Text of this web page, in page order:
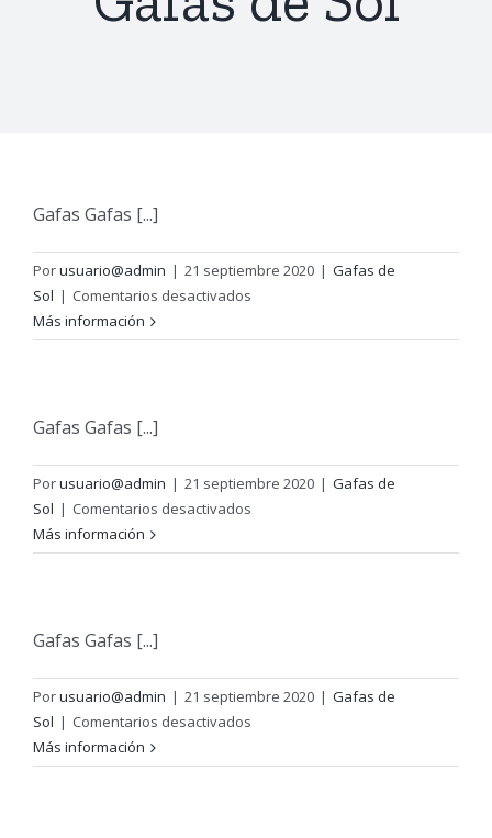
Gafas Gafas [...]
Porusuario@admin | 21 septiembre 2020 | Gafas de
Sol | Comentarios desactivados
practicar
Más información
Gafas Gafas [...]
Porusuario@admin | 21 septiembre 2020 | Gafas de
Sol | Comentarios desactivados
Más información
Gafas Gafas [...]
Porusuario@admin | 21 septiembre 2020 | Gafas de
Sol | Comentarios desactivados
antirreflejante
Más información